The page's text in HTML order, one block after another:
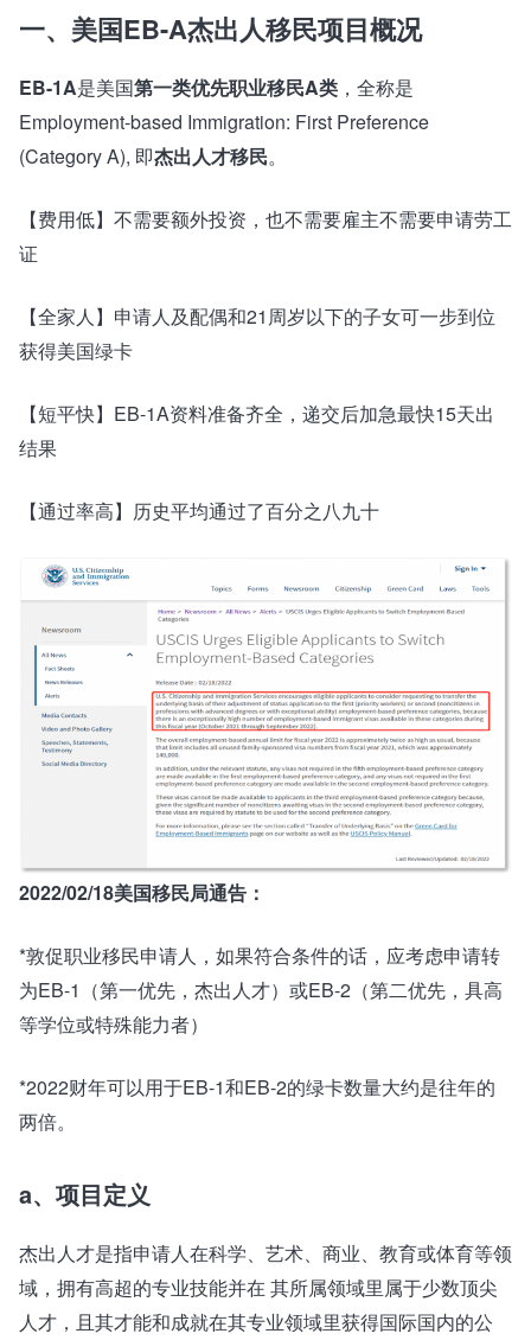
一、美国EB-A杰出人移民项目概况
EB-1A是美国第一类优先职业移民A类 ，全称是
Employment-based Immigration: First Preference
(Category A), 即杰出人才移民。
【费用低】不需要额外投资，也不需要雇主不需要申请劳工
证
【全家人】申请人及配偶和21周岁以下的子女可一步到位
获得美国绿卡
【短平快】EB-1A资料准备齐全，递交后加急最快15天出
结果
【通过率高】历史平均通过了百分之八九十
2022/02/18美国移民局通告：
*敦促职业移民申请人，如果符合条件的话，应考虑申请转
为EB-1（第一优先，杰出人才）或EB-2（第二优先，具高
等学位或特殊能力者）
*2022财年可以用于EB-1和EB-2的绿卡数量大约是往年的
两倍。
a、项目定义
杰出人才是指申请人在科学、艺术、商业、教育或体育等领
域，拥有高超的专业技能并在 其所属领域里属于少数顶尖
人才，且其才能和成就在其专业领域里获得国际国内的公